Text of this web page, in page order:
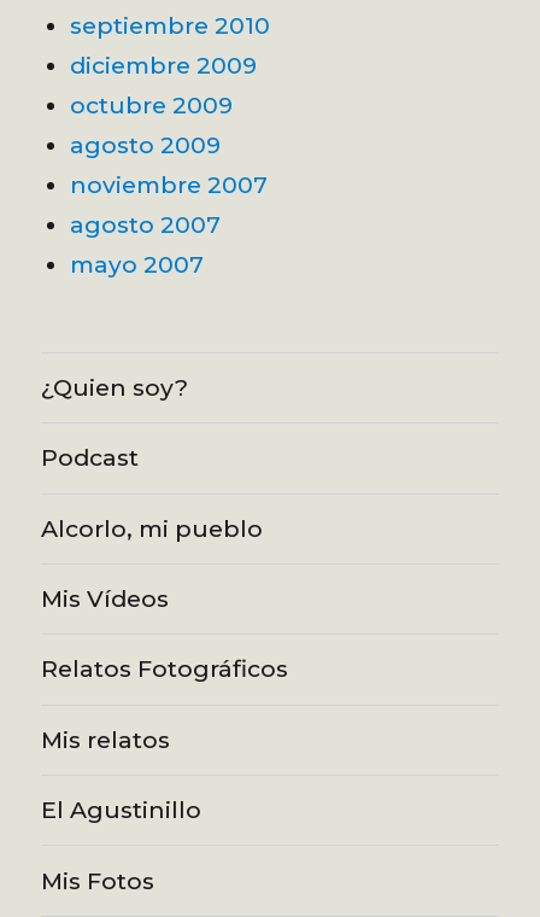
septiembre 2010
diciembre 2009
octubre 2009
agosto 2009
noviembre 2007
agosto 2007
mayo 2007
¿Quien soy?
Podcast
Alcorlo, mi pueblo
Mis Vídeos
Relatos Fotográficos
Mis relatos
El Agustinillo
Mis Fotos